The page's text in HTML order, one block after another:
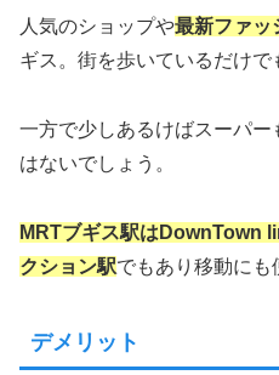
人気のショップや最新ファッ
ギス。街を歩いているだけで
一方で少しあるけばスーパ
はないでしょう。
MRTブギス駅はDownTown
クション駅でもあり移動にも
デメリット